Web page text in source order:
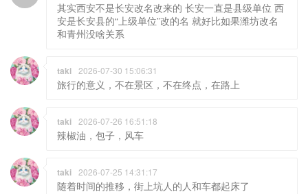
其实西安不是长安改名改来的 长安一直是县级单位 西
安是长安县的“上级单位”改的名 就好比如果潍坊改名
和青州没啥关系
taki 2026-07-30 15:06:31
旅行的意义，不在景区，不在终点，在路上
taki 2026-07-26 16:51:18
辣椒油，包子，风车
taki 2026-07-25 14:31:17
随着时间的推移，街上坑人的人和车都起床了